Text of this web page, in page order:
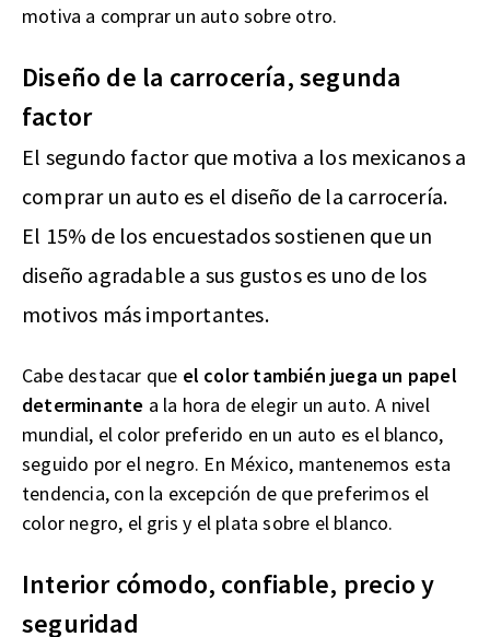
motiva a comprar un auto sobre otro.
Diseño de la carrocería, segunda
factor
El segundo factor que motiva a los mexicanos a
comprar un auto es el diseño de la carrocería.
El 15% de los encuestados sostienen que un
diseño agradable a sus gustos es uno de los
motivos más importantes.
Cabe destacar que el color también juega un papel
determinante a la hora de elegir un auto. A nivel
mundial, el color preferido en un auto es el blanco,
seguido por el negro. En México, mantenemos esta
tendencia, con la excepción de que preferimos el
color negro, el gris y el plata sobre el blanco.
Interior cómodo, confiable, precio y
seguridad